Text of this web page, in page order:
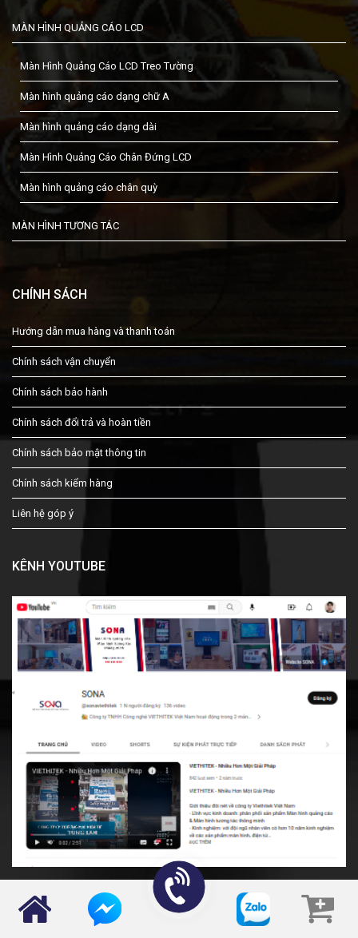
MÀN HÌNH QUẢNG CÁO LCD
Màn Hình Quảng Cáo LCD Treo Tường
Màn hình quảng cáo dạng chữ A
Màn hình quảng cáo dạng dài
Màn Hình Quảng Cáo Chân Đứng LCD
Màn hình quảng cáo chân quỳ
MÀN HÌNH TƯƠNG TÁC
CHÍNH SÁCH
Hướng dẫn mua hàng và thanh toán
Chính sách vận chuyển
Chính sách bảo hành
Chính sách đổi trả và hoàn tiền
Chính sách bảo mật thông tin
Chính sách kiểm hàng
Liên hệ góp ý
KÊNH YOUTUBE